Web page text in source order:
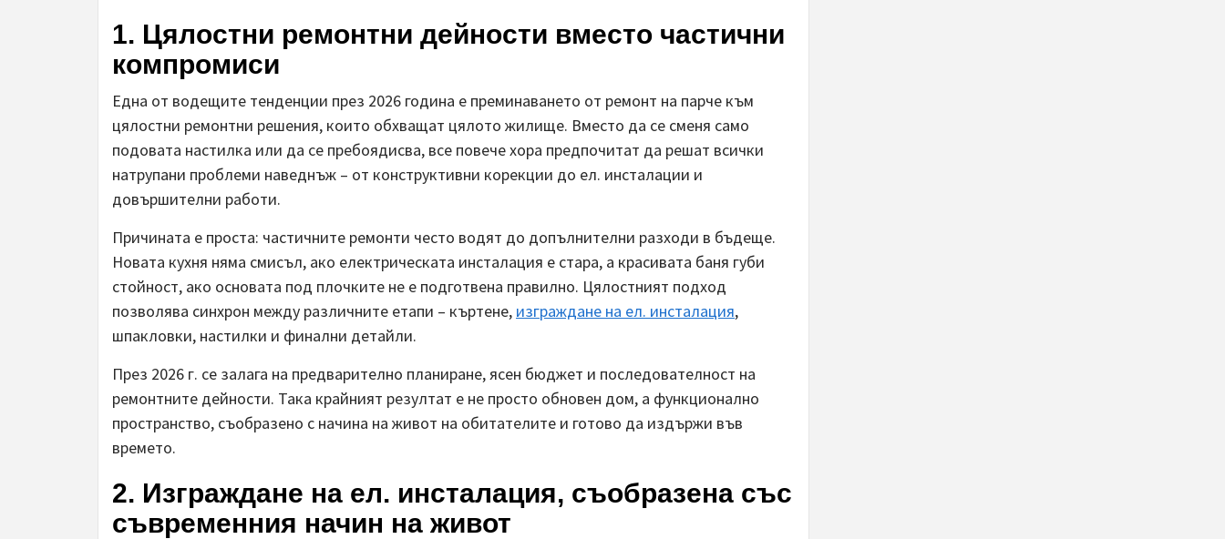
1. Цялостни ремонтни дейности вместо частични
компромиси
Една от водещите тенденции през 2026 година е преминаването от ремонт на парче към
цялостни ремонтни решения, които обхващат цялото жилище. Вместо да се сменя само
подовата настилка или да се пребоядисва, все повече хора предпочитат да решат всички
натрупани проблеми наведнъж – от конструктивни корекции до ел. инсталации и
довършителни работи.
Причината е проста: частичните ремонти често водят до допълнителни разходи в бъдеще.
Новата кухня няма смисъл, ако електрическата инсталация е стара, а красивата баня губи
стойност, ако основата под плочките не е подготвена правилно. Цялостният подход
позволява синхрон между различните етапи – къртене, изграждане на ел. инсталация,
шпакловки, настилки и финални детайли.
През 2026 г. се залага на предварително планиране, ясен бюджет и последователност на
ремонтните дейности. Така крайният резултат е не просто обновен дом, а функционално
пространство, съобразено с начина на живот на обитателите и готово да издържи във
времето.
2. Изграждане на ел. инсталация, съобразена със
съвременния начин на живот